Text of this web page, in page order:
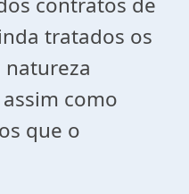
tratados os
natureza
como
que o